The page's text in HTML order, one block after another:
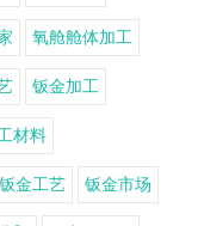
氧舱舱体加工
钣金加工
材料
钣金工艺 钣金市场